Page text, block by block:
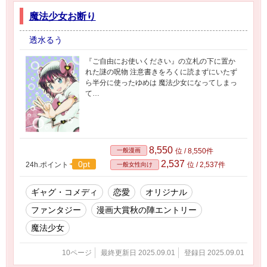
魔法少女お断り
透水るう
『ご自由にお使いください』の立札の下に置か
れた謎の呪物 注意書きをろくに読まずにいたず
ら半分に使ったゆめは 魔法少女になってしまっ
て…
24h.ポイント 0pt
一般漫画 8,550 位 / 8,550件
一般女性向け 2,537 位 / 2,537件
ギャグ・コメディ 恋愛
オリジナル
ファンタジー
漫画大賞秋の陣エントリー
魔法少女
10ページ 最終更新日 2025.09.01 登録日 2025.09.01